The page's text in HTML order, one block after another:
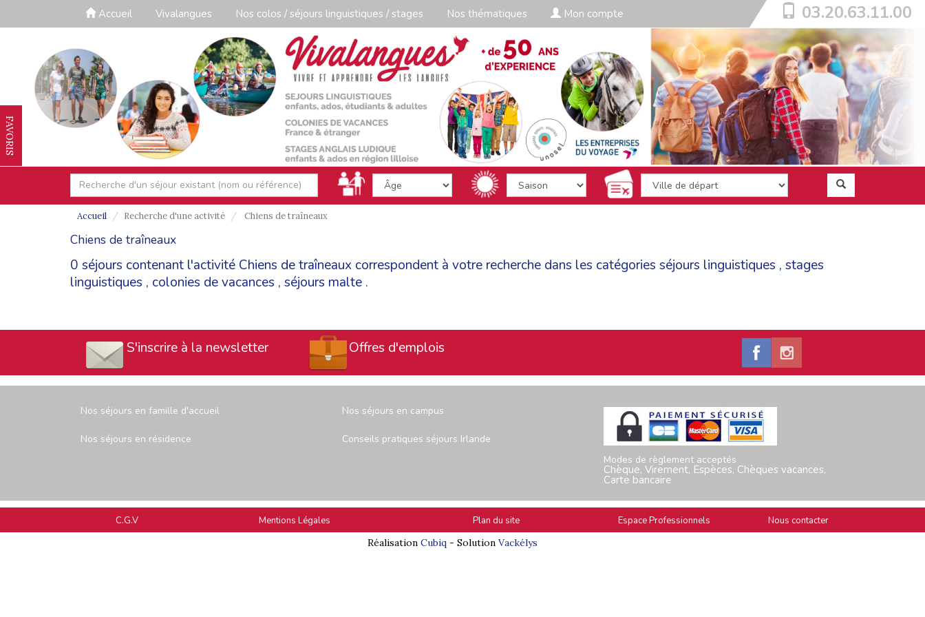
Accueil Vivalangues Nos colos / séjours linguistiques / stages Nos thématiques Mon compte 03.20.63.11.00
FAVORIS
Accueil Recherche d'une activité Chiens de traîneaux
Chiens de traîneaux
0 séjours contenant l'activité Chiens de traîneaux correspondent à votre recherche dans les catégories séjours linguistiques , stages
linguistiques , colonies de vacances , séjours malte .
S'inscrire à la newsletter Offres d'emplois
Nos séjours en famille d'accueil
Nos séjours en résidence
Nos séjours en campus
Conseils pratiques séjours Irlande
Modes de règlement acceptés
Chèque, Virement, Espèces, Chèques vacances,
Carte bancaire
C.G.V Mentions Légales Plan du site Espace Professionnels
Nous contacter
Réalisation Cubiq- Solution Vackélys